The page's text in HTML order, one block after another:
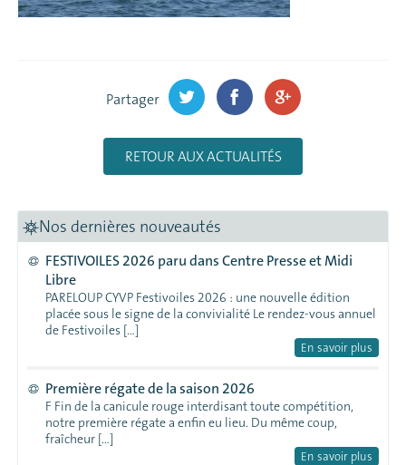
Partager
RETOUR AUX ACTUALITÉS
Nos dernières nouveautés
FESTIVOILES 2026 paru dans Centre Presse et Midi
Libre
PARELOUP CYVP Festivoiles 2026 : une nouvelle édition
placée sous le signe de la convivialité Le rendez-vous annuel
de Festivoiles […]
En savoir plus
Première régate de la saison 2026
F Fin de la canicule rouge interdisant toute compétition,
notre première régate a enfin eu lieu. Du même coup,
fraîcheur […]
En savoir plus